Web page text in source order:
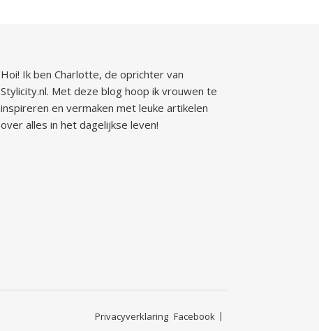
Hoi! Ik ben Charlotte, de oprichter van
Stylicity.nl. Met deze blog hoop ik vrouwen te
inspireren en vermaken met leuke artikelen
over alles in het dagelijkse leven!
Privacyverklaring Facebook